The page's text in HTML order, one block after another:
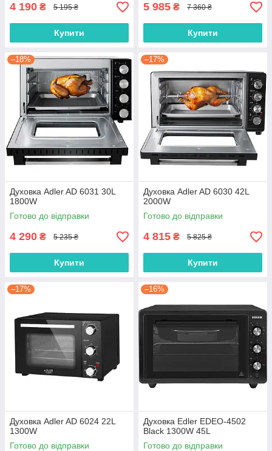
4 190 ₴ 5 195 ₴
Купити
5 985 ₴ 7 360 ₴
Купити
–18%
Духовка Adler AD 6031 30L
1800W
Готово до відправки
4 290 ₴ 5 235 ₴
Купити
–17%
Духовка Adler AD 6030 42L
2000W
Готово до відправки
4 815 ₴ 5 825 ₴
Купити
–17%
Духовка Adler AD 6024 22L
1300W
Готово до відправки
–16%
Духовка Edler EDEO-4502
Black 1300W 45L
Готово до відправки